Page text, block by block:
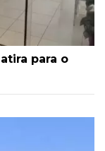
para o